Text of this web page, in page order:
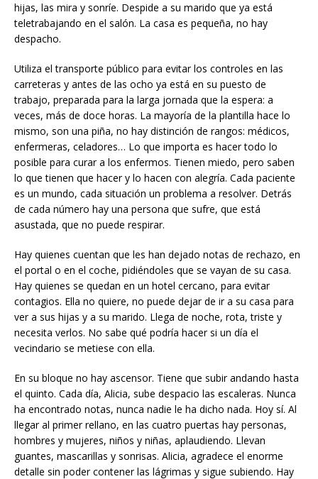
hijas, las mira y sonríe. Despide a su marido que ya está
teletrabajando en el salón. La casa es pequeña, no hay
despacho.
Utiliza el transporte público para evitar los controles en las
carreteras y antes de las ocho ya está en su puesto de
trabajo, preparada para la larga jornada que la espera: a
veces, más de doce horas. La mayoría de la plantilla hace lo
mismo, son una piña, no hay distinción de rangos: médicos,
enfermeras, celadores… Lo que importa es hacer todo lo
posible para curar a los enfermos. Tienen miedo, pero saben
lo que tienen que hacer y lo hacen con alegría. Cada paciente
es un mundo, cada situación un problema a resolver. Detrás
de cada número hay una persona que sufre, que está
asustada, que no puede respirar.
Hay quienes cuentan que les han dejado notas de rechazo, en
el portal o en el coche, pidiéndoles que se vayan de su casa.
Hay quienes se quedan en un hotel cercano, para evitar
contagios. Ella no quiere, no puede dejar de ir a su casa para
ver a sus hijas y a su marido. Llega de noche, rota, triste y
necesita verlos. No sabe qué podría hacer si un día el
vecindario se metiese con ella.
En su bloque no hay ascensor. Tiene que subir andando hasta
el quinto. Cada día, Alicia, sube despacio las escaleras. Nunca
ha encontrado notas, nunca nadie le ha dicho nada. Hoy sí. Al
llegar al primer rellano, en las cuatro puertas hay personas,
hombres y mujeres, niños y niñas, aplaudiendo. Llevan
guantes, mascarillas y sonrisas. Alicia, agradece el enorme
detalle sin poder contener las lágrimas y sigue subiendo. Hay